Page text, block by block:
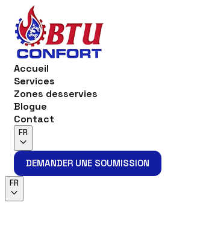
Accueil
Services
Zones desservies
Blogue
Contact
FR
DEMANDER UNE SOUMISSION
DEMANDER UNE SOUMISSION
FR